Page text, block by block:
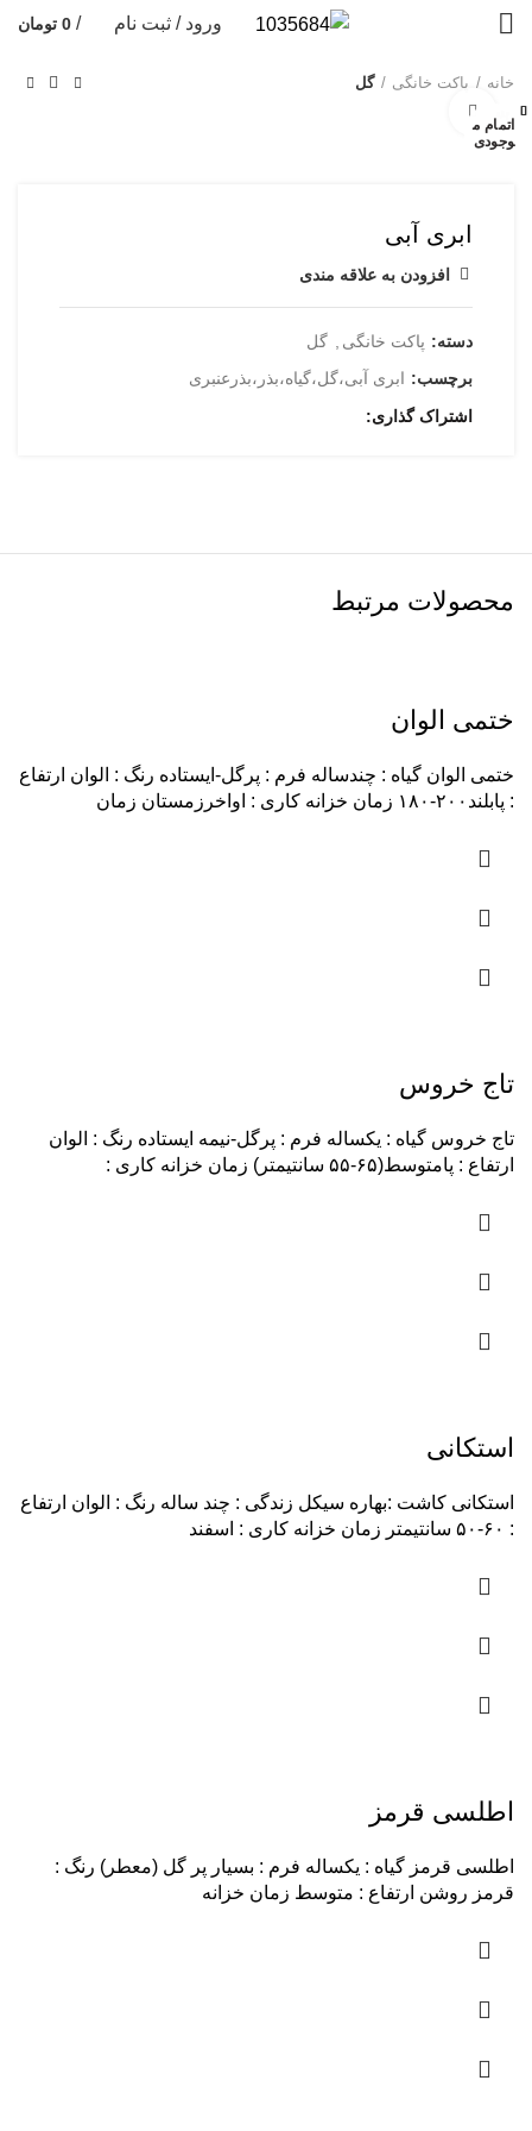
ورود / ثبت نام /
0 تومان
خانه پاکت خانگی
گل
ابری آبی
افزودن به علاقه مندی
دسته: پاکت خانگی
گل
برچسب: ابری آبی،گل،گیاه،بذر،بذرعنبری
اشتراک گذاری
محصولات مرتبط
بستن
ختمی الوان
ختمی الوان گیاه : چندساله فرم : پرگل-ایستاده رنگ : الوان ارتفاع
: پابلند۲۰۰-۱۸۰ زمان خزانه کاری : اواخرزمستان زمان
بستن
تاج خروس
تاج خروس گیاه : یکساله فرم : پرگل-نیمه ایستاده رنگ : الوان
ارتفاع : پامتوسط(۶۵-۵۵ سانتیمتر) زمان خزانه کاری :
اتمام م
وجودی
بستن
استکانی
استکانی کاشت :بهاره سیکل زندگی : چند ساله رنگ : الوان ارتفاع
: ۶۰-۵۰ سانتیمتر زمان خزانه کاری : اسفند
اتمام م
وجودی
بستن
اطلسی قرمز
اطلسی قرمز گیاه : یکساله فرم : بسیار پر گل (معطر) رنگ :
قرمز روشن ارتفاع : متوسط زمان خزانه
بستن
بستن
بستن
بستن